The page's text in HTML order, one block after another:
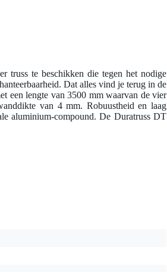
truss te beschikken die tegen het nodige
Dat alles vind je terug in de
een lengte van 3500 mm waarvan de vier
van 4 mm. Robuustheid en laag
aluminium-compound. De Duratruss DT